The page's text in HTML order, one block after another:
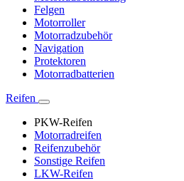
Felgen
Motorroller
Motorradzubehör
Navigation
Protektoren
Motorradbatterien
Reifen
PKW-Reifen
Motorradreifen
Reifenzubehör
Sonstige Reifen
LKW-Reifen